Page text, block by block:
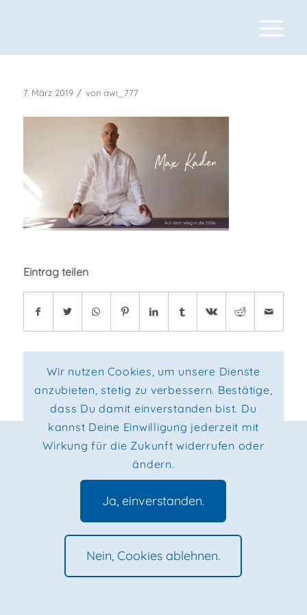
7. März 2019 / von awi_777
Eintrag teilen
© 2026, Max Kaden - All Rights Reserved. | Impressum
|
Privacy Policy
Wir nutzen Cookies, um unsere Dienste
anzubieten, stetig zu verbessern. Bestätige,
dass Du damit einverstanden bist. Du
kannst Deine Einwilligung jederzeit mit
Wirkung für die Zukunft widerrufen oder
ändern.
Ja, einverstanden.
Nein, Cookies ablehnen.